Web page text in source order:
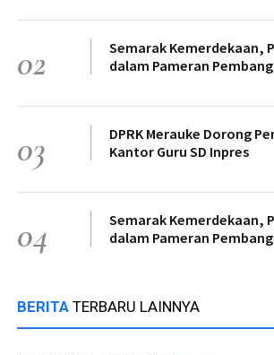
02
Semarak Kemerdekaan,
dalam Pameran
03
DPRK Merauke Dorong
Kantor Guru SD Inpres
04
Semarak Kemerdekaan,
dalam Pameran
BERITA TERBARU LAINNYA